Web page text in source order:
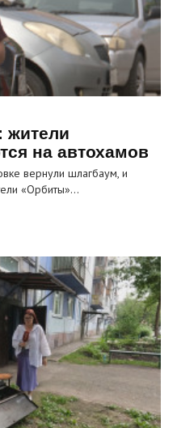
жители
на автохамов
вернули шлагбаум, и
«Орбиты»…